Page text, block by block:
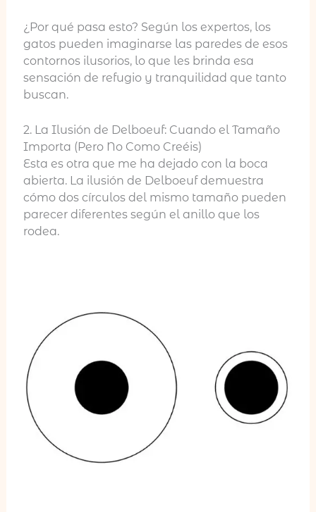
¿Por qué pasa esto? Según los expertos, los
gatos pueden imaginarse las paredes de esos
contornos ilusorios, lo que les brinda esa
sensación de refugio y tranquilidad que tanto
buscan.
2. La Ilusión de Delboeuf: Cuando el Tamaño
Importa (Pero No Como Creéis)
Esta es otra que me ha dejado con la boca
abierta. La ilusión de Delboeuf demuestra
cómo dos círculos del mismo tamaño pueden
parecer diferentes según el anillo que los
rodea.